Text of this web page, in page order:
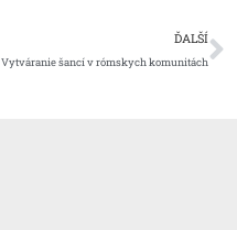
ĎALŠÍ
Vytváranie šancí v rómskych komunitách